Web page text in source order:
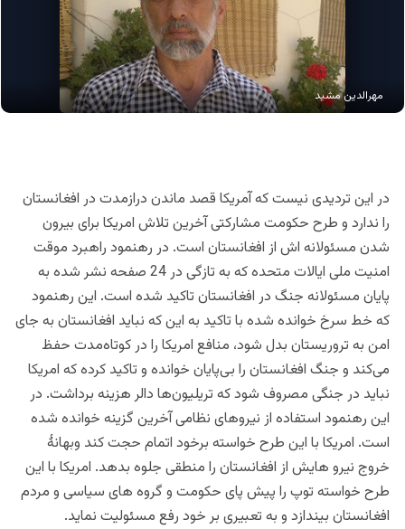
مهرالدین مشید
در این تردیدی نیست که آمریکا قصد ماندن درازمدت در افغانستان
را ندارد و طرح حکومت مشارکتی آخرین تلاش امریکا برای بیرون
شدن مسئولانه اش از افغانستان است. در رهنمود راهبرد موقت
امنیت ملی ایالات متحده که به تازگی در 24 صفحه نشر شده به
پایان مسئولانه جنگ در افغانستان تاکید شده است. این رهنمود
که خط سرخ خوانده شده با تاکید به این که نباید افغانستان به جای
امن به تروریستان بدل شود، منافع امریکا را در کوتاه‌مدت حفظ
می‌کند و جنگ افغانستان را بی‌پایان خوانده و تاکید کرده که امریکا
نباید در جنگی مصروف شود که تریلیون‌ها دالر هزینه برداشت. در
این رهنمود استفاده از نیروهای نظامی آخرین گزینه خوانده شده
است. امریکا با این طرح خواسته برخود اتمام حجت کند وبهانۀ
خروج نیرو هایش از افغانستان را منطقی جلوه بدهد. امریکا با این
طرح خواسته توپ را پیش پای حکومت و گروه های سیاسی و مردم
افغانستان بیندازد و به تعبیری بر خود رفع مسئولیت نماید.